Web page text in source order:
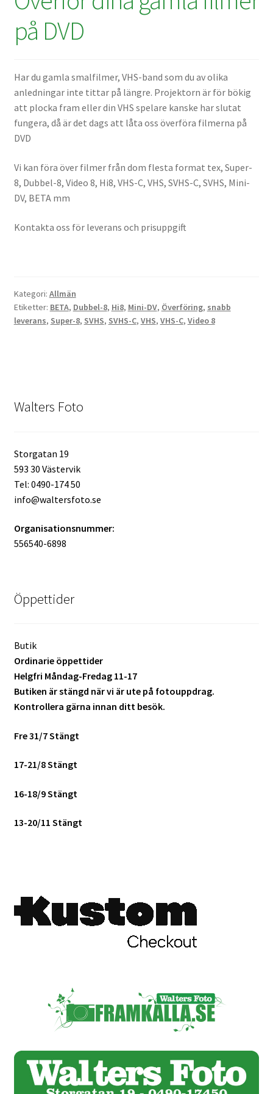
Batterier för Nikon
Batterier övriga
Film & Engångskameror
Arkivering
Rengöring & Vård
Fyndhörnan
Luppar & Förstoringsglas
Skrivare & Tillbehör
Fotokurs
Framkallning – Digitalt
Studentplakat
Julkort
Tackkort
Almanacka / Kalender
Fototryck
Skadefoto / Försäkringsärenden
Information
Kontakt
Köpvillkor
på DVD
Har du gamla smalfilmer, VHS-band som du av olika
anledningar inte tittar på längre. Projektorn är för bökig
att plocka fram eller din VHS spelare kanske har slutat
fungera, då är det dags att låta oss överföra filmerna på
DVD
Vi kan föra över filmer från dom flesta format tex, Super-
8, Dubbel-8, Video 8, Hi8, VHS-C, VHS, SVHS-C, SVHS, Mini-
DV, BETA mm
Kontakta oss för leverans och prisuppgift
Kategori: Allmän
Etiketter: BETA, Dubbel-8, Hi8, Mini-DV, Överföring, snabb
leverans, Super-8, SVHS, SVHS-C, VHS, VHS-C, Video 8
Walters Foto
Storgatan 19
593 30 Västervik
Tel: 0490-174 50
info@waltersfoto.se
Organisationsnummer:
556540-6898
Öppettider
Butik
Ordinarie öppettider
Helgfri Måndag-Fredag 11-17
Butiken är stängd när vi är ute på fotouppdrag.
Kontrollera gärna innan ditt besök.
Fre 31/7 Stängt
17-21/8 Stängt
16-18/9 Stängt
13-20/11 Stängt